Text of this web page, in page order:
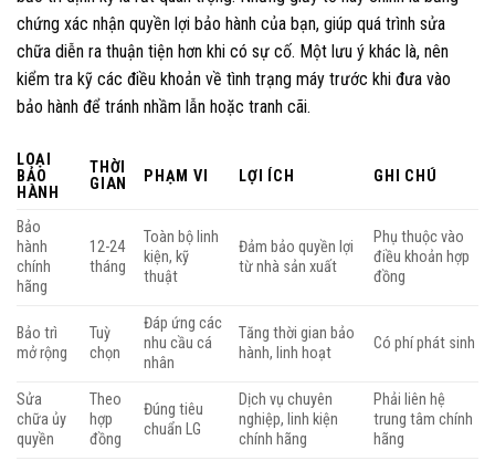
chứng xác nhận quyền lợi bảo hành của bạn, giúp quá trình sửa
chữa diễn ra thuận tiện hơn khi có sự cố. Một lưu ý khác là, nên
kiểm tra kỹ các điều khoản về tình trạng máy trước khi đưa vào
bảo hành để tránh nhầm lẫn hoặc tranh cãi.
LOẠI
BẢO
HÀNH
THỜI
GIAN
PHẠM VI LỢI ÍCH GHI CHÚ
Bảo
hành
chính
hãng
12-24
tháng
Toàn bộ linh
kiện, kỹ
thuật
Đảm bảo quyền lợi
từ nhà sản xuất
Phụ thuộc vào
điều khoản hợp
đồng
Bảo trì
mở rộng
Tuỳ
chọn
Đáp ứng các
nhu cầu cá
nhân
Tăng thời gian bảo
hành, linh hoạt
Có phí phát sinh
Sửa
chữa ủy
quyền
Theo
hợp
đồng
Đúng tiêu
chuẩn LG
Dịch vụ chuyên
nghiệp, linh kiện
chính hãng
Phải liên hệ
trung tâm chính
hãng